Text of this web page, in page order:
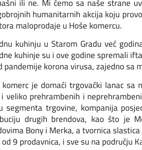
humanitarnih akcija koju
maloprodaje u Hoše komercu.
kuhinju u Starom Gradu već
kuhinje su i ove godine spremali
pandemije korona virusa, zajedno sa
komerc je domaći trgovački lanac
veliko prehrambenih i
segmenta trgovine, kompanija
drugih brendova, kao što je
Bony i Merka, a tvornica
9 prodavnica, i sve su na području